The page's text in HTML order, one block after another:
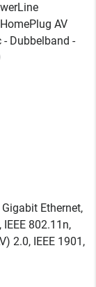
AV
Dubbelband -
Ethernet,
IEEE 802.11n,
2.0, IEEE 1901,